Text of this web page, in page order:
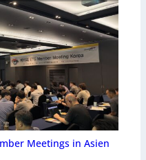
Meetings in Asien